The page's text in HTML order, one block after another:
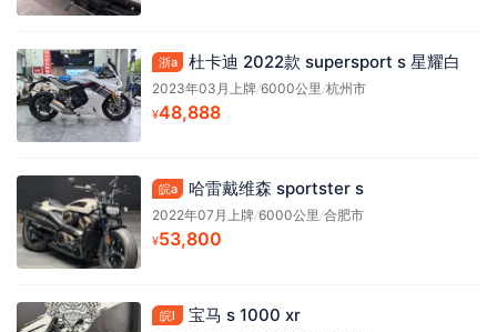
浙a 杜卡迪 2022款 supersport s 星耀白
2023年03月上牌/6000公里/杭州市
¥48,888
皖a 哈雷戴维森 sportster s
2022年07月上牌/6000公里/合肥市
¥53,800
皖l 宝马 s 1000 xr